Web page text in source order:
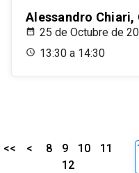
Alessandro Chiari,
25 de Octubre de
13:30 a 14:30
<< < 8 9 10
11
12